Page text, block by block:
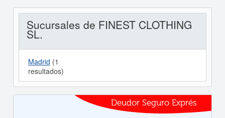
Sucursales de FINEST CLOTHING
SL.
Madrid (1
resultados)
Deudor Seguro Exprés